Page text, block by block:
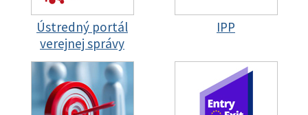
Ústredný portál
verejnej správy
IPP